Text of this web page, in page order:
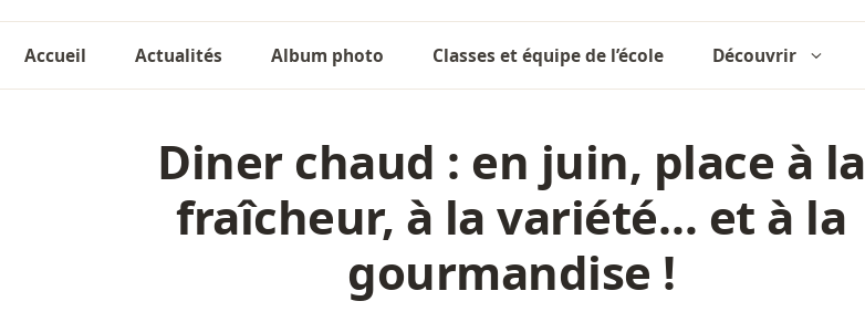
Accueil Actualités Album photo Classes et équipe de l’école Découvrir
Diner chaud : en juin, place à la
fraîcheur, à la variété… et à la
gourmandise !